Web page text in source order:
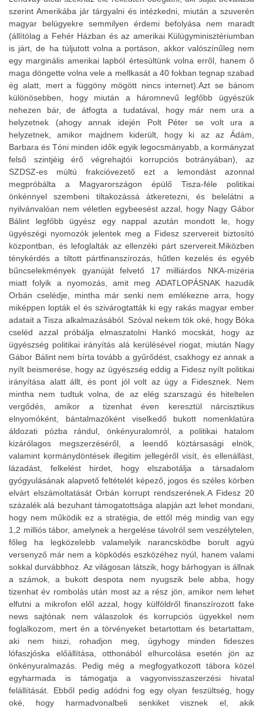
szerint Amerikába jár tárgyalni és intézkedni, miután a szuverén
magyar belügyekre semmilyen érdemi befolyása nem maradt
(állítólag a Fehér Házban és az amerikai Külügyminisztériumban
is járt, de ha túljutott volna a portáson, akkor valószínűleg nem
egy marginális amerikai lapból értesültünk volna erről, hanem ő
maga döngette volna vele a mellkasát a 40 fokban tegnap szabad
ég alatt, mert a függöny mögött nincs internet).Azt se bánom
különösebben, hogy miután a háromnevű legfőbb ügyészük
nehezen bár, de átfogta a tudatával, hogy már nem ura a
helyzetnek (ahogy annak idején Polt Péter se volt ura a
helyzetnek, amikor majdnem kiderült, hogy ki az az Ádám,
Barbara és Tóni minden idők egyik legocsmányabb, a kormányzat
felső szintjéig érő végrehajtói korrupciós botrányában), az
SZDSZ-es múltú frakcióvezető ezt a lemondást azonnal
megpróbálta a Magyarországon épülő Tisza-féle politikai
önkénnyel szembeni tiltakozássá átkeretezni, és belelátni a
nyilvánvalóan nem véletlen egybeesést azzal, hogy Nagy Gábor
Bálint legfőbb ügyész egy nappal azután mondott le, hogy
ügyészégi nyomozók jelentek meg a Fidesz szervereit biztosító
központban, és lefoglalták az ellenzéki párt szervereit.Miközben
ténykérdés a tiltott pártfinanszírozás, hűtlen kezelés és egyéb
bűncselekmények gyanúját felvető 17 milliárdos NKA-mizéria
miatt folyik a nyomozás, amit meg ADATLOPÁSNAK hazudik
Orbán cselédje, mintha már senki nem emlékezne arra, hogy
miképpen lopták el és szivárogtatták ki egy rakás magyar ember
adatait a Tisza alkalmazásából. Szóval nekem tök oké, hogy Bóka
cseléd azzal próbálja elmaszatolni Hankó mocskát, hogy az
ügyészség politikai irányítás alá kerülésével riogat, miután Nagy
Gábor Bálint nem bírta tovább a gyűrődést, csakhogy ez annak a
nyílt beismerése, hogy az ügyészség eddig a Fidesz nyílt politikai
irányítása alatt állt, és pont jól volt az úgy a Fidesznek. Nem
mintha nem tudtuk volna, de az elég szarszagú és hiteltelen
vergődés, amikor a tizenhat éven keresztül nárcisztikus
elnyomóként, bántalmazóként viselkedő bukott nomenklatúra
áldozati pózba rándul, önkényuralomról, a politikai hatalom
kizárólagos megszerzéséről, a leendő köztársasági elnök,
valamint kormánydöntések illegitim jellegéről visít, és ellenállást,
lázadást, felkelést hirdet, hogy elszabotálja a társadalom
gyógyulásának alapvető feltételét képező, jogos és széles körben
elvárt elszámoltatását Orbán korrupt rendszerének.A Fidesz 20
százalék alá bezuhant támogatottsága alapján azt lehet mondani,
hogy nem működik ez a stratégia, de ettől még mindig van egy
1,2 milliós tábor, amelynek a hergelése távolról sem veszélytelen,
főleg ha legközelebb valamelyik narancsködbe borult agyú
versenyző már nem a köpködés eszközéhez nyúl, hanem valami
sokkal durvábbhoz. Az világosan látszik, hogy bárhogyan is állnak
a számok, a bukott despota nem nyugszik bele abba, hogy
tizenhat év rombolás után most az a rész jön, amikor nem lehet
elfutni a mikrofon elől azzal, hogy külföldről finanszírozott fake
news sajtónak nem válaszolok és korrupciós ügyekkel nem
foglalkozom, mert én a törvényeket betartottam és betartattam,
aki nem hiszi, rohadjon meg, úgyhogy minden fideszes
lófaszjóska előállítása, otthonából elhurcolása esetén jön az
önkényuralmazás. Pedig még a megfogyatkozott tábora közel
egyharmada is támogatja a vagyonvisszaszerzési hivatal
felállítását. Ebből pedig adódni fog egy olyan feszültség, hogy
oké, hogy harmadvonalbeli senkiket visznek el, akik